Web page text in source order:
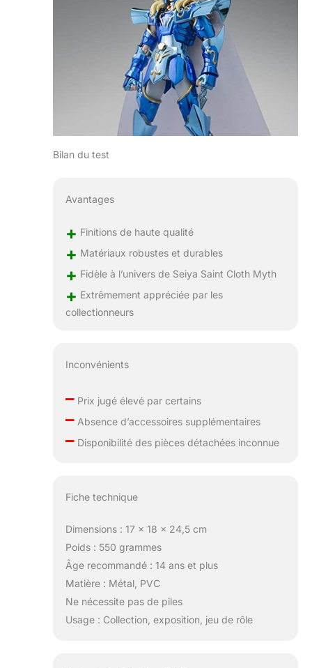
Bilan du test
Avantages
+ Finitions de haute qualité
+ Matériaux robustes et durables
+ Fidèle à l’univers de Seiya Saint Cloth Myth
+ Extrêmement appréciée par les
collectionneurs
Inconvénients
–Prix jugé élevé par certains
–Absence d’accessoires supplémentaires
–Disponibilité des pièces détachées inconnue
Fiche technique
Dimensions : 17 x 18 x 24,5 cm
Poids : 550 grammes
Âge recommandé : 14 ans et plus
Matière : Métal, PVC
Ne nécessite pas de piles
Usage : Collection, exposition, jeu de rôle